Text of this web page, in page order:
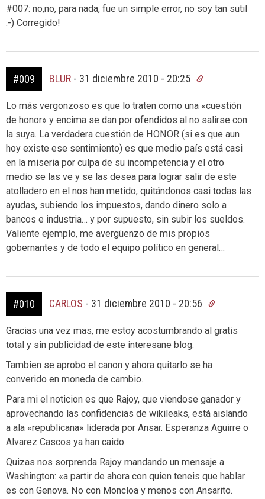
#007: no,no, para nada, fue un simple error, no soy tan sutil
:-) Corregido!
#009 BLUR - 31 diciembre 2010 - 20:25
Lo más vergonzoso es que lo traten como una «cuestión
de honor» y encima se dan por ofendidos al no salirse con
la suya. La verdadera cuestión de HONOR (si es que aun
hoy existe ese sentimiento) es que medio país está casi
en la miseria por culpa de su incompetencia y el otro
medio se las ve y se las desea para lograr salir de este
atolladero en el nos han metido, quitándonos casi todas las
ayudas, subiendo los impuestos, dando dinero solo a
bancos e industria… y por supuesto, sin subir los sueldos.
Valiente ejemplo, me avergüenzo de mis propios
gobernantes y de todo el equipo político en general…
#010 CARLOS - 31 diciembre 2010 - 20:56
Gracias una vez mas, me estoy acostumbrando al gratis
total y sin publicidad de este interesane blog.
Tambien se aprobo el canon y ahora quitarlo se ha
converido en moneda de cambio.
Para mi el noticion es que Rajoy, que viendose ganador y
aprovechando las confidencias de wikileaks, está aislando
a ala «republicana» liderada por Ansar. Esperanza Aguirre o
Alvarez Cascos ya han caido.
Quizas nos sorprenda Rajoy mandando un mensaje a
Washington: «a partir de ahora con quien teneis que hablar
es con Genova. No con Moncloa y menos con Ansarito.